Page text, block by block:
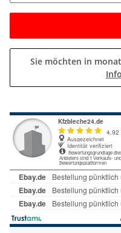
Sie möchten in